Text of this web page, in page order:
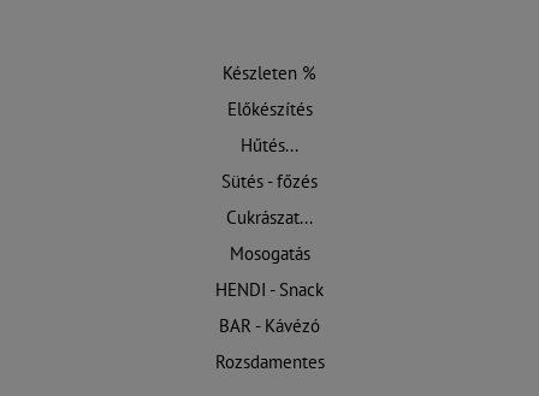
Készleten %
Előkészítés
Hűtés...
Sütés - főzés
Cukrászat...
Mosogatás
HENDI - Snack
BAR - Kávézó
Rozsdamentes